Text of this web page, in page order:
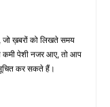
जो ख़बरों को लिखते समय
कमी पेशी नजर आए, तो आप
कर सकते हैं।